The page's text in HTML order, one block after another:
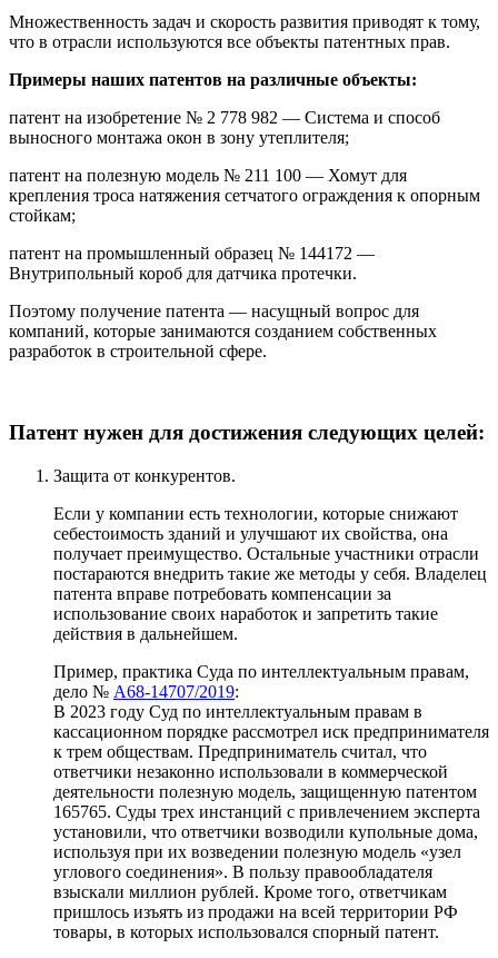
Множественность задач и скорость развития приводят к тому,
что в отрасли используются все объекты патентных прав.
Примеры наших патентов на различные объекты:
патент на изобретение № 2 778 982 — Система и способ
выносного монтажа окон в зону утеплителя;
патент на полезную модель № 211 100 — Хомут для
крепления троса натяжения сетчатого ограждения к опорным
стойкам;
патент на промышленный образец № 144172 —
Внутрипольный короб для датчика протечки.
Поэтому получение патента — насущный вопрос для
компаний, которые занимаются созданием собственных
разработок в строительной сфере.
Патент нужен для достижения следующих целей:
Защита от конкурентов.
Если у компании есть технологии, которые снижают
себестоимость зданий и улучшают их свойства, она
получает преимущество. Остальные участники отрасли
постараются внедрить такие же методы у себя. Владелец
патента вправе потребовать компенсации за
использование своих наработок и запретить такие
действия в дальнейшем.
Пример, практика Суда по интеллектуальным правам,
дело № А68-14707/2019:
В 2023 году Суд по интеллектуальным правам в
кассационном порядке рассмотрел иск предпринимателя
к трем обществам. Предприниматель считал, что
ответчики незаконно использовали в коммерческой
деятельности полезную модель, защищенную патентом
165765. Суды трех инстанций с привлечением эксперта
установили, что ответчики возводили купольные дома,
используя при их возведении полезную модель «узел
углового соединения». В пользу правообладателя
взыскали миллион рублей. Кроме того, ответчикам
пришлось изъять из продажи на всей территории РФ
товары, в которых использовался спорный патент.